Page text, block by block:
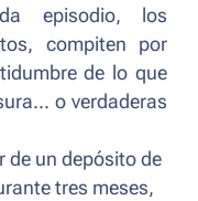
episodio, los
compiten por
de lo que
o verdaderas
de un depósito de
tres meses,